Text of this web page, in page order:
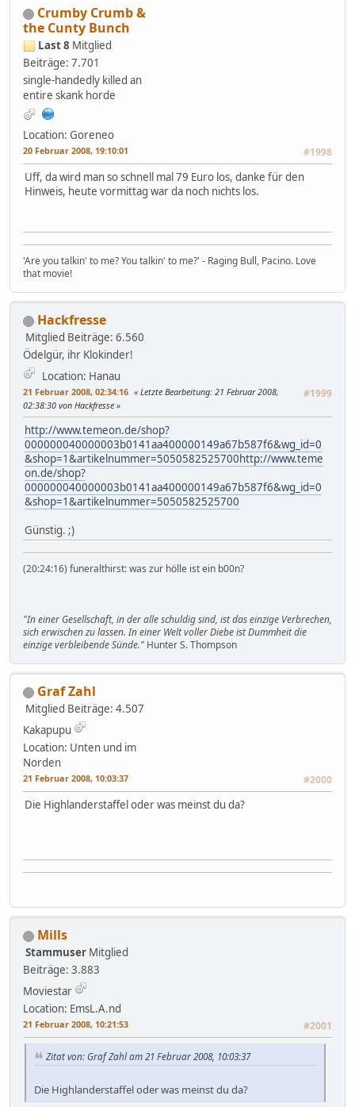
Crumby Crumb &
the Cunty Bunch
Last 8 Mitglied
Beiträge: 7.701
single-handedly killed an
entire skank horde
Location: Goreneo
20 Februar 2008, 19:10:01 #1998
Uff, da wird man so schnell mal 79 Euro los, danke für den
Hinweis, heute vormittag war da noch nichts los.
'Are you talkin' to me? You talkin' to me?' - Raging Bull, Pacino. Love
that movie!
Hackfresse
Mitglied Beiträge: 6.560
Ödelgür, ihr Klokinder!
Location: Hanau
21 Februar 2008, 02:34:16 #1999
Letzte Bearbeitung: 21 Februar 2008,
02:38:30 von Hackfresse
http://www.temeon.de/shop?
000000040000003b0141aa400000149a67b587f6&wg_id=0
&shop=1&artikelnummer=5050582525700http://www.teme
on.de/shop?
000000040000003b0141aa400000149a67b587f6&wg_id=0
&shop=1&artikelnummer=5050582525700
Günstig. ;)
(20:24:16) funeralthirst: was zur hölle ist ein b00n?
"In einer Gesellschaft, in der alle schuldig sind, ist das einzige Verbrechen,
sich erwischen zu lassen. In einer Welt voller Diebe ist Dummheit die
einzige verbleibende Sünde." Hunter S. Thompson
Graf Zahl
Mitglied Beiträge: 4.507
Kakapupu
Location: Unten und im
Norden
21 Februar 2008, 10:03:37 #2000
Die Highlanderstaffel oder was meinst du da?
Mills
Stammuser Mitglied
Beiträge: 3.883
Moviestar
Location: EmsL.A.nd
21 Februar 2008, 10:21:53 #2001
Zitat von: Graf Zahl am 21 Februar 2008, 10:03:37
Die Highlanderstaffel oder was meinst du da?